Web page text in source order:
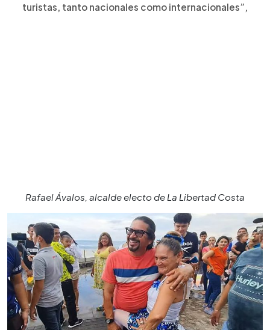
turistas, tanto nacionales como internacionales”,
Rafael Ávalos, alcalde electo de La Libertad Costa